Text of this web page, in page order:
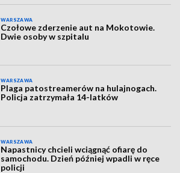
WARSZAWA
Czołowe zderzenie aut na Mokotowie.
Dwie osoby w szpitalu
WARSZAWA
Plaga patostreamerów na hulajnogach.
Policja zatrzymała 14-latków
WARSZAWA
Napastnicy chcieli wciągnąć ofiarę do
samochodu. Dzień później wpadli w ręce
policji